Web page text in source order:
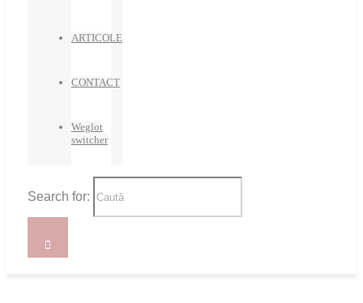
ARTICOLE
CONTACT
Weglot
switcher
Search for: